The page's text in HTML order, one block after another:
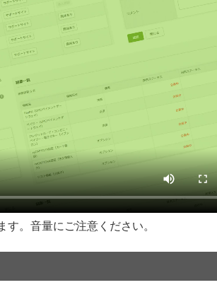
。音量にご注意ください。